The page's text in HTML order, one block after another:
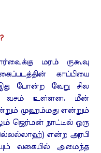
மரம் ருகூவு
காப்பியை
போன்ற வேறு சில
வசம் உள்ளன. மீன்
முஹம்மது என்றும்
ஜெர்மன் நாட்டில் ஒரு
என்ற அரபி
வகையில் அமைந்த